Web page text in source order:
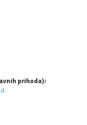
prihoda):